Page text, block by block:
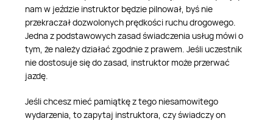
nam w jeździe instruktor będzie pilnował, byś nie
przekraczał dozwolonych prędkości ruchu drogowego.
Jedna z podstawowych zasad świadczenia usług mówi o
tym, że należy działać zgodnie z prawem. Jeśli uczestnik
nie dostosuje się do zasad, instruktor może przerwać
jazdę.
Jeśli chcesz mieć pamiątkę z tego niesamowitego
wydarzenia, to zapytaj instruktora, czy świadczy on